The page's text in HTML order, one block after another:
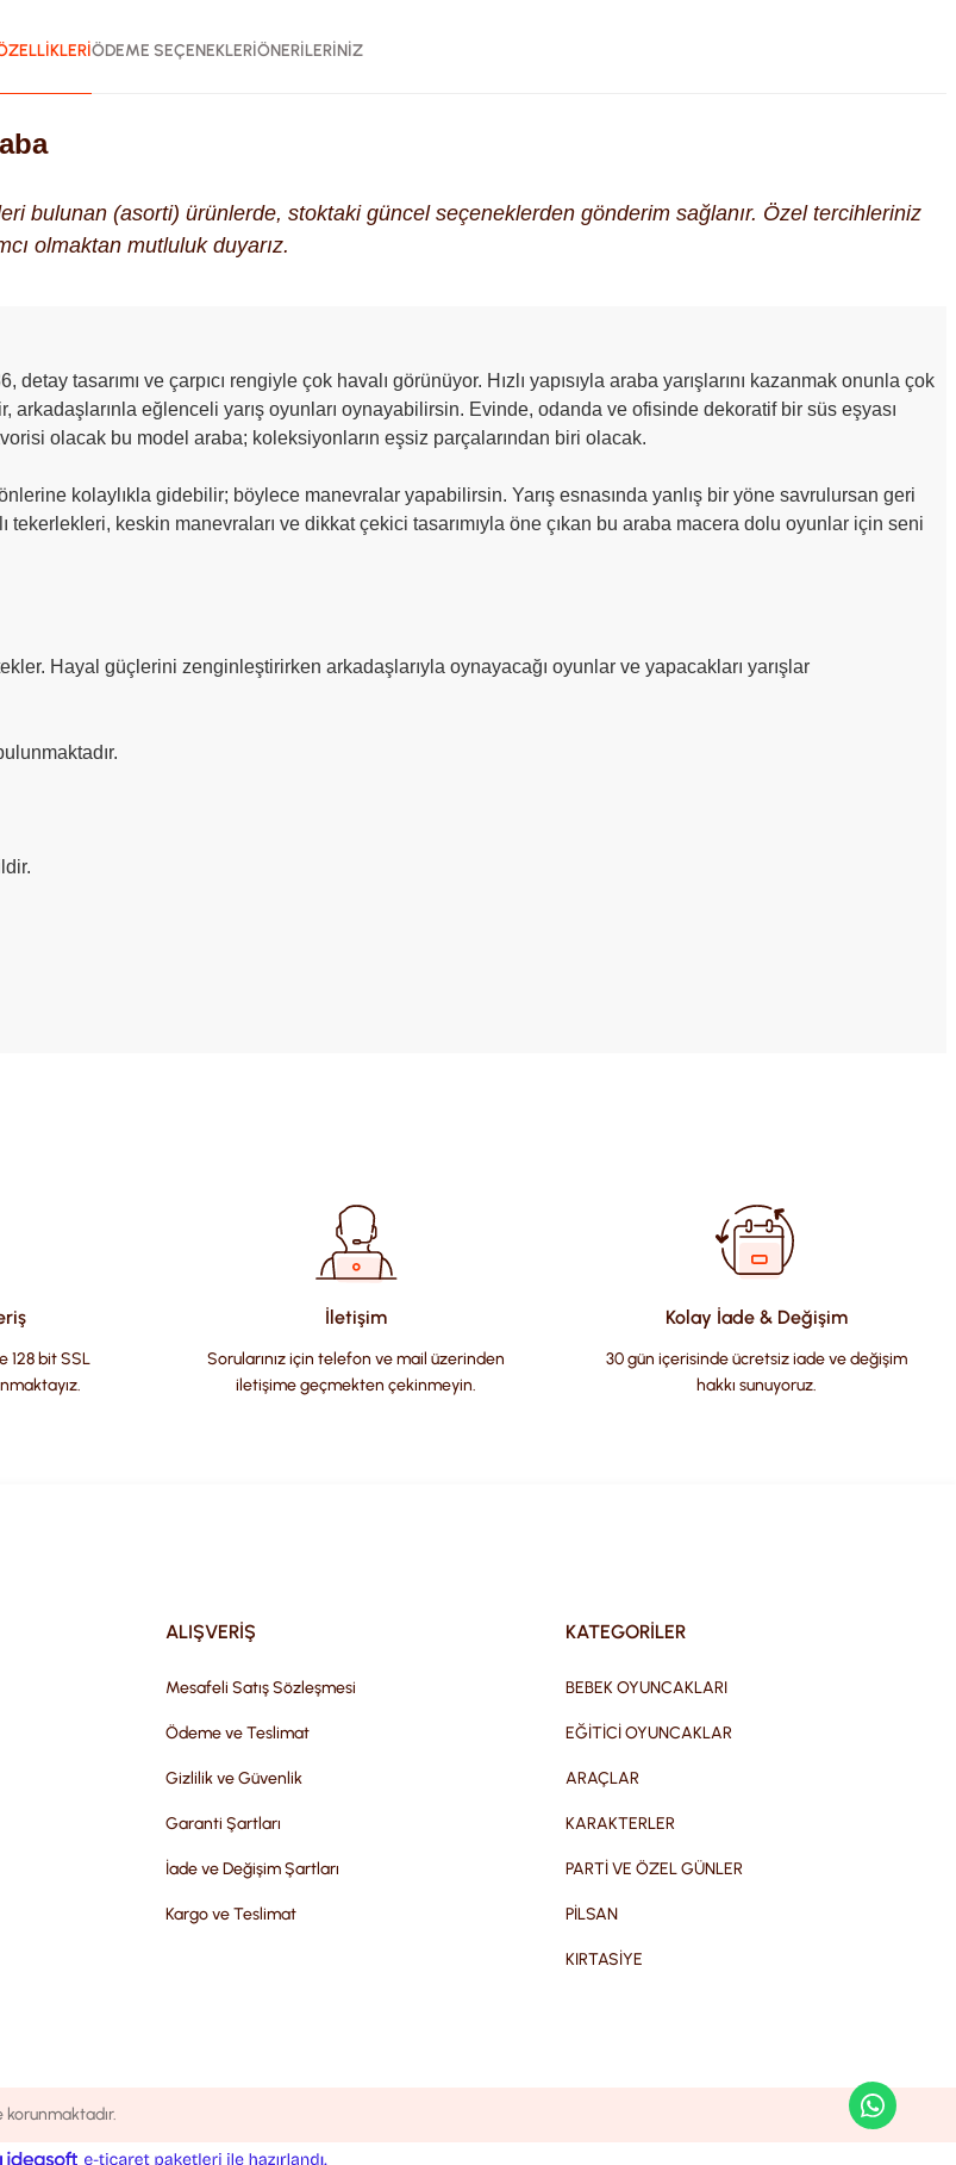
ÖDEME SEÇENEKLERİÖNERİLERİNİZ
bulunan (asorti) ürünlerde, stoktaki güncel seçeneklerden gönderim sağlanır. Özel tercihleriniz
olmaktan mutluluk duyarız.
tasarımı ve çarpıcı rengiyle çok havalı görünüyor. Hızlı yapısıyla araba yarışlarını kazanmak onunla çok
eğlenceli yarış oyunları oynayabilirsin. Evinde, odanda ve ofisinde dekoratif bir süs eşyası
olacak bu model araba; koleksiyonların eşsiz parçalarından biri olacak.
kolaylıkla gidebilir; böylece manevralar yapabilirsin. Yarış esnasında yanlış bir yöne savrulursan geri
keskin manevraları ve dikkat çekici tasarımıyla öne çıkan bu araba macera dolu oyunlar için seni
Hayal güçlerini zenginleştirirken arkadaşlarıyla oynayacağı oyunlar ve yapacakları yarışlar
128 bit SSL
İletişim
Sorularınız için telefon ve mail üzerinden
iletişime geçmekten çekinmeyin.
Kolay İade & Değişim
30 gün içerisinde ücretsiz iade ve değişim
hakkı sunuyoruz.
ALIŞVERİŞ
Mesafeli Satış Sözleşmesi
Ödeme ve Teslimat
Gizlilik ve Güvenlik
Garanti Şartları
İade ve Değişim Şartları
Kargo ve Teslimat
KATEGORİLER
BEBEK OYUNCAKLARI
EĞİTİCİ OYUNCAKLAR
ARAÇLAR
KARAKTERLER
PARTİ VE ÖZEL GÜNLER
PİLSAN
KIRTASİYE
korunmaktadır.
ideasoft e-